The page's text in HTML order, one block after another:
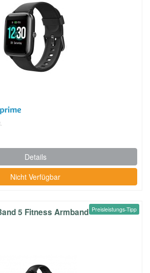
Details
Nicht Verfügbar
Preisleistungs-Tipp
5 Fitness Armband